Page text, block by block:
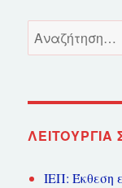
Αναζήτηση
για:
ΛΕΙΤΟΥΡΓΊΑ
ΙΕΠ: Έκθεση